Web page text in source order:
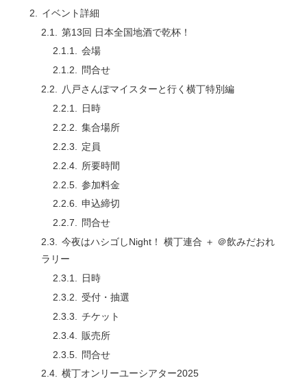
イベント詳細
第13回 日本全国地酒で乾杯！
会場
問合せ
八戸さんぽマイスターと行く横丁特別編
日時
集合場所
定員
所要時間
参加料金
申込締切
問合せ
今夜はハシゴしNight！ 横丁連合 ＋ ＠飲みだおれ
ラリー
日時
受付・抽選
チケット
販売所
問合せ
横丁オンリーユーシアター2025